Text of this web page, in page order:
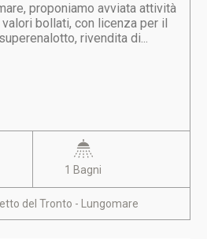
proponiamo avviata attività
valori bollati, con licenza per il
rivendita di...
1 Bagni
del Tronto - Lungomare